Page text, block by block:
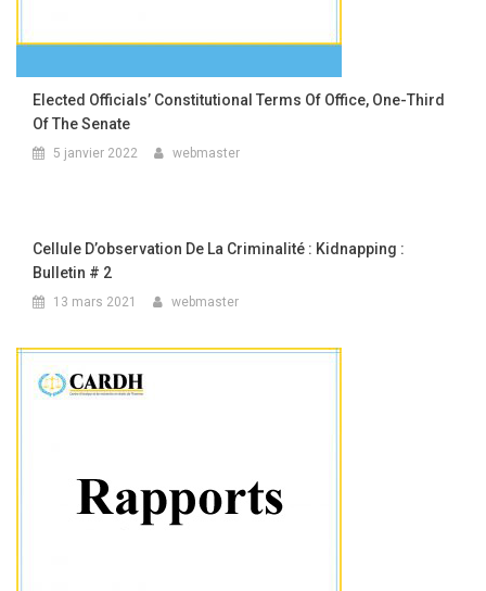
Elected Officials’ Constitutional Terms Of Office, One-Third
Of The Senate
5 janvier 2022 webmaster
Cellule D’observation De La Criminalité : Kidnapping :
Bulletin # 2
13 mars 2021 webmaster